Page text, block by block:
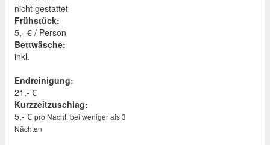
nicht gestattet
Frühstück:
5,- € / Person
Bettwäsche:
inkl.
Endreinigung:
21,- €
Kurzzeitzuschlag:
5,- € pro Nacht, bei weniger als 3
Nächten